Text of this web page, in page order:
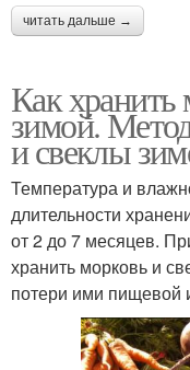
читать дальше →
Как хранить
зимой.
и свеклы
Температура и
длительности
от 2 до 7 месяцев.
хранить морковь и
потери ими пищевой